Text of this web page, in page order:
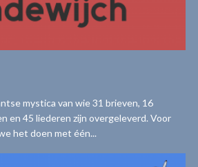
mystica van wie 31 brieven, 16
en 45 liederen zijn overgeleverd. Voor
het doen met één...